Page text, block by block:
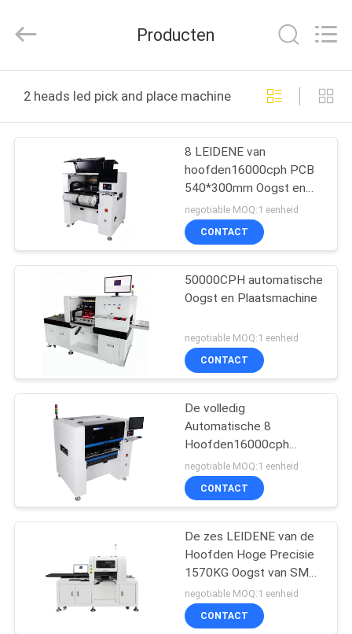
PRODUCTEN
ONGEVEER
FABRIEKSREIS
KWALITEITSCONTROLE
CONTACTEER
ONS
NIEUWS
VERZOEK
OM
CITAAT
SITEMAP
Enterprise
Management
All
Reserved.
Producten
2 heads led pick and place machine online fabricage
8 LEIDENE van
hoofden16000cph PCB
540*300mm Oogst en
Plaatsmachine
negotiable MOQ:1 eenheid
CONTACT
50000CPH automatische
Oogst en Plaatsmachine
negotiable MOQ:1 eenheid
CONTACT
De volledig
Automatische 8
Hoofden16000cph
Oppervlakte zet Oogst
op en plaatst Machine
negotiable MOQ:1 eenheid
CONTACT
De zes LEIDENE van de
Hoofden Hoge Precisie
1570KG Oogst van SMT
en Plaatsmachine
negotiable MOQ:1 eenheid
CONTACT